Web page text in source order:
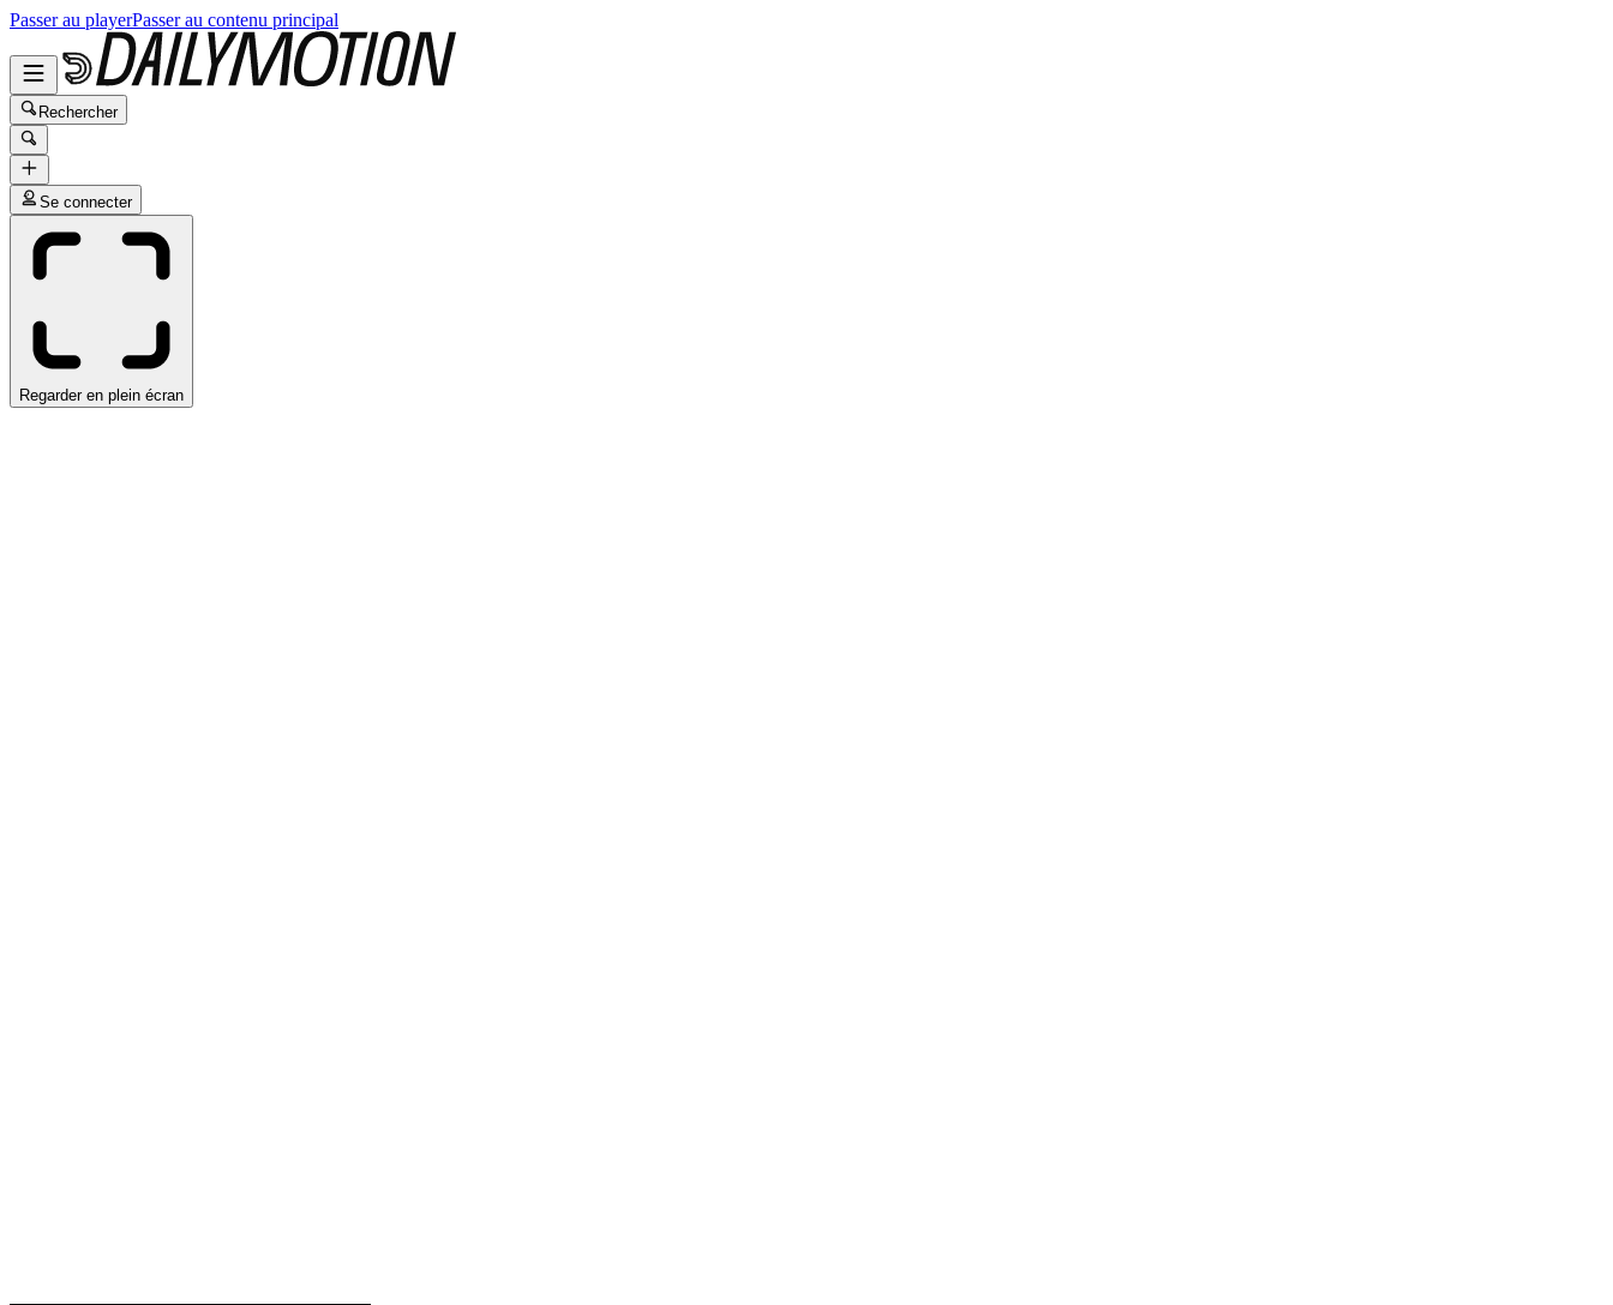
Passer au playerPasser au contenu principal
Rechercher
Se connecter
Regarder en plein écran